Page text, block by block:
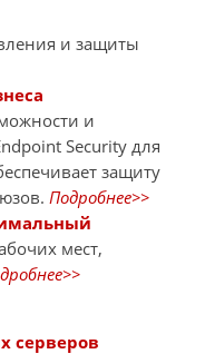
и защиты
и
Security для
защиту
Подробнее>>
мест,
серверов